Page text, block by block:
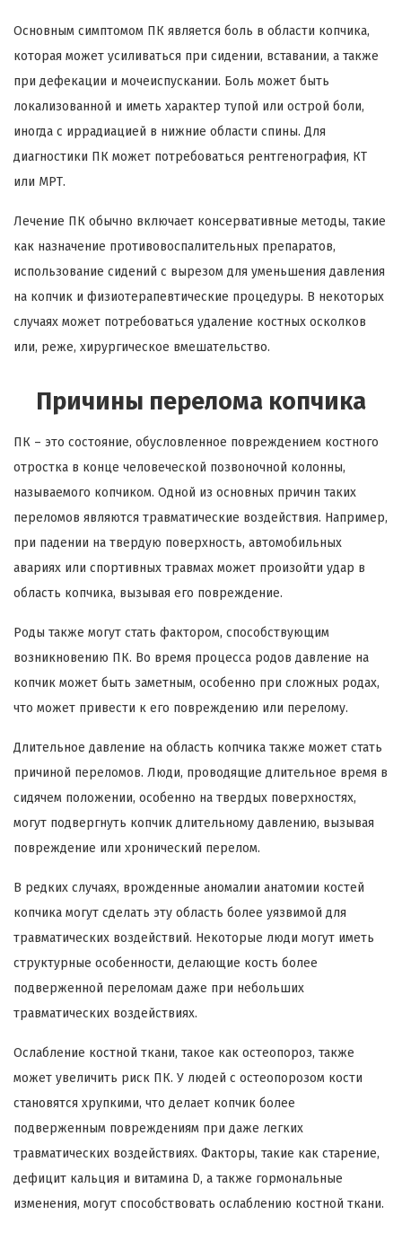
Основным симптомом ПК является боль в области копчика,
которая может усиливаться при сидении, вставании, а также
при дефекации и мочеиспускании. Боль может быть
локализованной и иметь характер тупой или острой боли,
иногда с иррадиацией в нижние области спины. Для
диагностики ПК может потребоваться рентгенография, КТ
или МРТ.
Лечение ПК обычно включает консервативные методы, такие
как назначение противовоспалительных препаратов,
использование сидений с вырезом для уменьшения давления
на копчик и физиотерапевтические процедуры. В некоторых
случаях может потребоваться удаление костных осколков
или, реже, хирургическое вмешательство.
Причины перелома копчика
ПК – это состояние, обусловленное повреждением костного
отростка в конце человеческой позвоночной колонны,
называемого копчиком. Одной из основных причин таких
переломов являются травматические воздействия. Например,
при падении на твердую поверхность, автомобильных
авариях или спортивных травмах может произойти удар в
область копчика, вызывая его повреждение.
Роды также могут стать фактором, способствующим
возникновению ПК. Во время процесса родов давление на
копчик может быть заметным, особенно при сложных родах,
что может привести к его повреждению или перелому.
Длительное давление на область копчика также может стать
причиной переломов. Люди, проводящие длительное время в
сидячем положении, особенно на твердых поверхностях,
могут подвергнуть копчик длительному давлению, вызывая
повреждение или хронический перелом.
В редких случаях, врожденные аномалии анатомии костей
копчика могут сделать эту область более уязвимой для
травматических воздействий. Некоторые люди могут иметь
структурные особенности, делающие кость более
подверженной переломам даже при небольших
травматических воздействиях.
Ослабление костной ткани, такое как остеопороз, также
может увеличить риск ПК. У людей с остеопорозом кости
становятся хрупкими, что делает копчик более
подверженным повреждениям при даже легких
травматических воздействиях. Факторы, такие как старение,
дефицит кальция и витамина D, а также гормональные
изменения, могут способствовать ослаблению костной ткани.